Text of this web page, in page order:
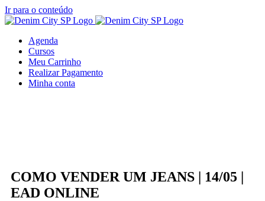
Ir para o conteúdo
Agenda
Cursos
Meu Carrinho
Realizar Pagamento
Minha conta
COMO VENDER UM JEANS | 14/05 |
EAD ONLINE